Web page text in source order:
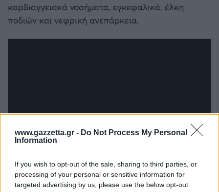
www.gazzetta.gr - Do Not Process My Personal
Information
If you wish to opt-out of the sale, sharing to third parties, or
processing of your personal or sensitive information for
targeted advertising by us, please use the below opt-out
καρδιαγγειακά νοσήματα, εγκεφαλικά, έλκη
ποδιών και νεφρική ανεπάρκεια.